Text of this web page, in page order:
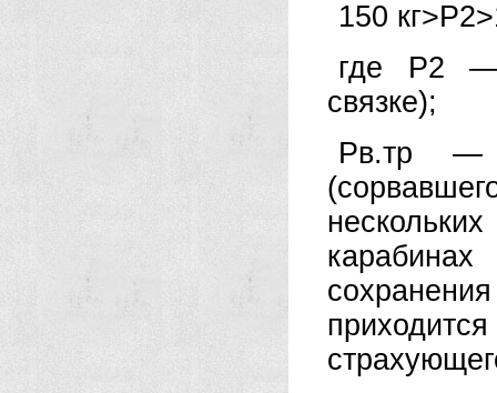
150
где Р2 —
связке);
Рв.тр —